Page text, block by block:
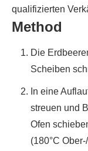
qualifizierten
Method
Die
Scheiben
In eine
streuen und
Ofen
(180°C